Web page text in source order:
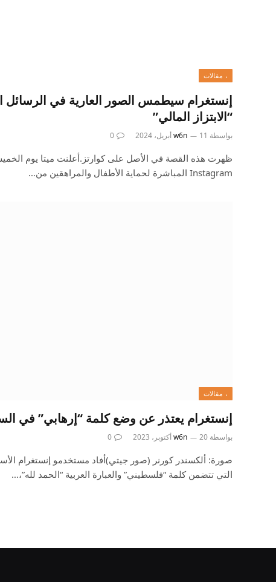
، مقالات
إنستغرام سيطمس الصور العارية في الرسائل
“الابتزاز المالي”
بواسطة w6n 11 أبريل، 2024 0
ظهرت هذه القصة في الأصل على كوارتز.أعلنت ميتا يوم
Instagram المباشرة لحماية الأطفال والمراهقين من…
، مقالات
إنستغرام يعتذر عن وضع كلمة “إرهابي” في
بواسطة w6n 20 أكتوبر، 2023 0
صورة: ألكسندر كورنر (صور جيتي)أفاد مستخدمو إنستغرام
التي تتضمن كلمة “فلسطيني” والعبارة العربية “الحمد لله”،…